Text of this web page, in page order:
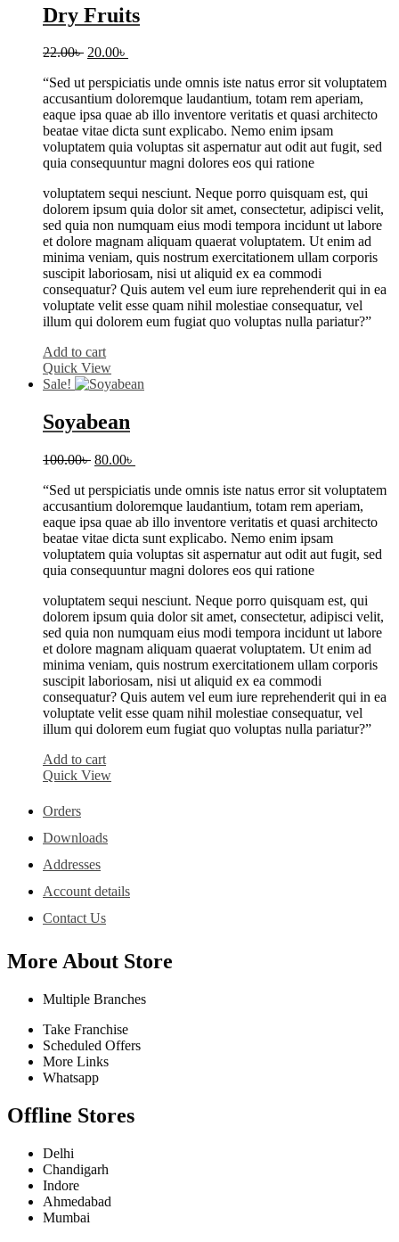
Dry Fruits
22.00৳ Original
was:
22.00৳ .
20.00৳
is:
20.00৳ .
“Sed ut perspiciatis unde omnis iste natus error sit voluptatem
accusantium doloremque laudantium, totam rem aperiam,
eaque ipsa quae ab illo inventore veritatis et quasi architecto
beatae vitae dicta sunt explicabo. Nemo enim ipsam
voluptatem quia voluptas sit aspernatur aut odit aut fugit, sed
quia consequuntur magni dolores eos qui ratione
voluptatem sequi nesciunt. Neque porro quisquam est, qui
dolorem ipsum quia dolor sit amet, consectetur, adipisci velit,
sed quia non numquam eius modi tempora incidunt ut labore
et dolore magnam aliquam quaerat voluptatem. Ut enim ad
minima veniam, quis nostrum exercitationem ullam corporis
suscipit laboriosam, nisi ut aliquid ex ea commodi
consequatur? Quis autem vel eum iure reprehenderit qui in ea
voluptate velit esse quam nihil molestiae consequatur, vel
illum qui dolorem eum fugiat quo voluptas nulla pariatur?”
Add to cart
Quick View
Sale!
Soyabean
100.00৳ Original
was:
100.00৳ .
80.00৳
is:
80.00৳ .
“Sed ut perspiciatis unde omnis iste natus error sit voluptatem
accusantium doloremque laudantium, totam rem aperiam,
eaque ipsa quae ab illo inventore veritatis et quasi architecto
beatae vitae dicta sunt explicabo. Nemo enim ipsam
voluptatem quia voluptas sit aspernatur aut odit aut fugit, sed
quia consequuntur magni dolores eos qui ratione
voluptatem sequi nesciunt. Neque porro quisquam est, qui
dolorem ipsum quia dolor sit amet, consectetur, adipisci velit,
sed quia non numquam eius modi tempora incidunt ut labore
et dolore magnam aliquam quaerat voluptatem. Ut enim ad
minima veniam, quis nostrum exercitationem ullam corporis
suscipit laboriosam, nisi ut aliquid ex ea commodi
consequatur? Quis autem vel eum iure reprehenderit qui in ea
voluptate velit esse quam nihil molestiae consequatur, vel
illum qui dolorem eum fugiat quo voluptas nulla pariatur?”
Add to cart
Quick View
Orders
Downloads
Addresses
Account details
Contact Us
More About Store
Multiple Branches
Take Franchise
Scheduled Offers
More Links
Whatsapp
Offline Stores
Delhi
Chandigarh
Indore
Ahmedabad
Mumbai